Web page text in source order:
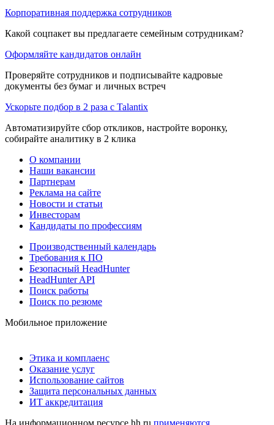
Корпоративная поддержка сотрудников
Какой соцпакет вы предлагаете семейным сотрудникам?
Оформляйте кандидатов онлайн
Проверяйте сотрудников и подписывайте кадровые
документы без бумаг и личных встреч
Ускорьте подбор в 2 раза с Talantix
Автоматизируйте сбор откликов, настройте воронку,
собирайте аналитику в 2 клика
О компании
Наши вакансии
Партнерам
Реклама на сайте
Новости и статьи
Инвесторам
Кандидаты по профессиям
Производственный календарь
Требования к ПО
Безопасный HeadHunter
HeadHunter API
Поиск работы
Поиск по резюме
Мобильное приложение
Этика и комплаенс
Оказание услуг
Использование сайтов
Защита персональных данных
ИТ аккредитация
На информационном ресурсе hh.ru применяются